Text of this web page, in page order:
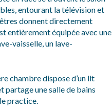
entourant la télévision et
donnent directement
entièrement équipée avec une
vaisselle, un lave-
chambre dispose d’un lit
partage une salle de bains
practice.